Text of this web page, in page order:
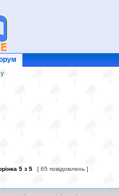
5 з 5 [ 65 повідомлень ]